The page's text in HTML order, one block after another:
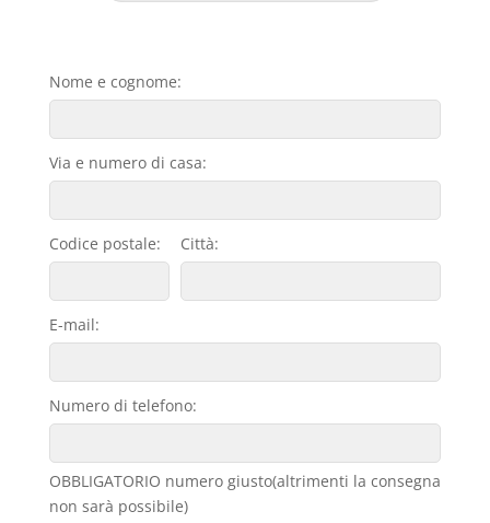
Nome e cognome:
Via e numero di casa:
Codice postale: Città:
E-mail:
Numero di telefono:
OBBLIGATORIO numero giusto(altrimenti la consegna
non sarà possibile)